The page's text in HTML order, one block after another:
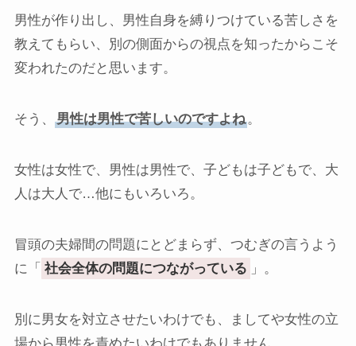
男性が作り出し、男性自身を縛りつけている苦しさを
教えてもらい、別の側面からの視点を知ったからこそ
変われたのだと思います。
そう、 男性は男性で苦しいのですよね。
女性は女性で、男性は男性で、子どもは子どもで、大
人は大人で…他にもいろいろ。
冒頭の夫婦間の問題にとどまらず、つむぎの言うよう
に「 社会全体の問題につながっている 」。
別に男女を対立させたいわけでも、ましてや女性の立